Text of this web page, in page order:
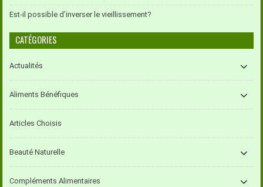
Est-il possible d’inverser le vieillissement?
CATÉGORIES
Actualités
Aliments Bénéfiques
Articles Choisis
Beauté Naturelle
Compléments Alimentaires